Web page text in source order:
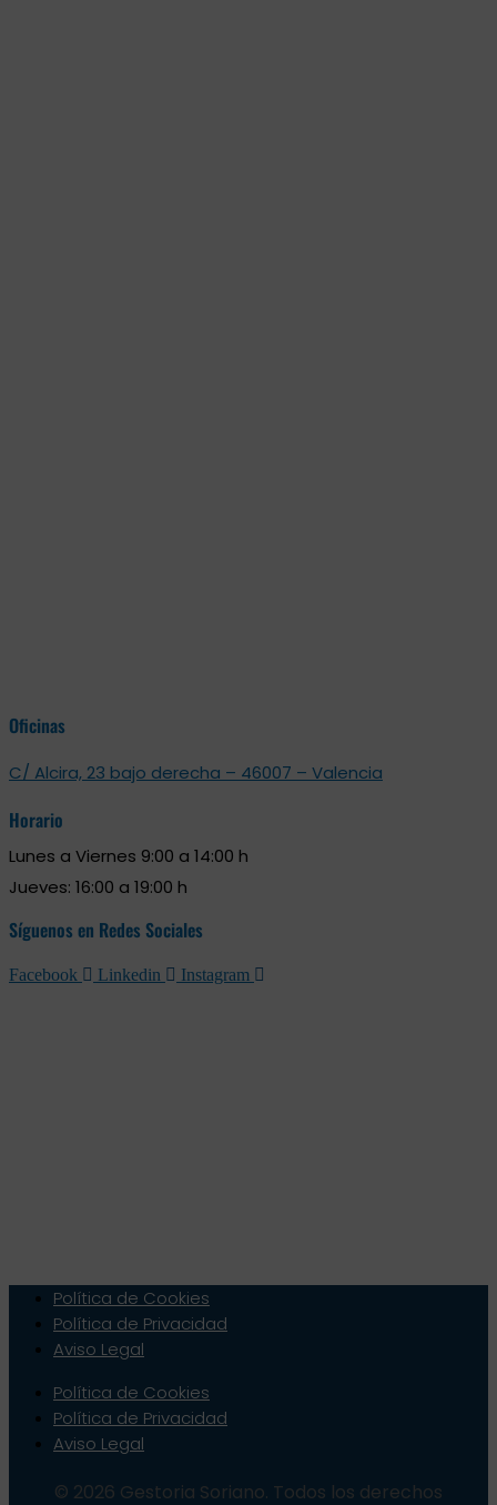
Oficinas
C/ Alcira, 23 bajo derecha – 46007 – Valencia
Horario
Lunes a Viernes 9:00 a 14:00 h
Jueves: 16:00 a 19:00 h
Síguenos en Redes Sociales
Facebook Linkedin Instagram
Política de Cookies
Política de Privacidad
Aviso Legal
Política de Cookies
Política de Privacidad
Aviso Legal
© 2026 Gestoria Soriano. Todos los derechos